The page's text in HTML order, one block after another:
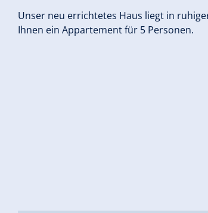
Unser neu errichtetes Haus liegt in
Ihnen ein Appartement für 5 Personen.